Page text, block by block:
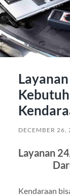
DECEMBER 26,
Layanan
Kendaraan